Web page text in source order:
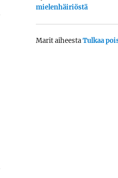
mielenhäiriöstä
MaritaiheestaTulkaa